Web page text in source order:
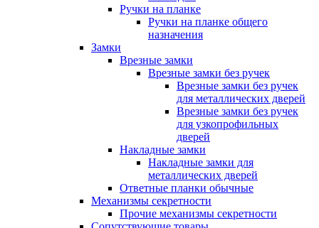
Ручки на планке
Ручки на планке общего
назначения
Замки
Врезные замки
Врезные замки без ручек
Врезные замки без ручек
для металлических дверей
Врезные замки без ручек
для узкопрофильных
дверей
Накладные замки
Накладные замки для
металлических дверей
Ответные планки обычные
Механизмы секретности
Прочие механизмы секретности